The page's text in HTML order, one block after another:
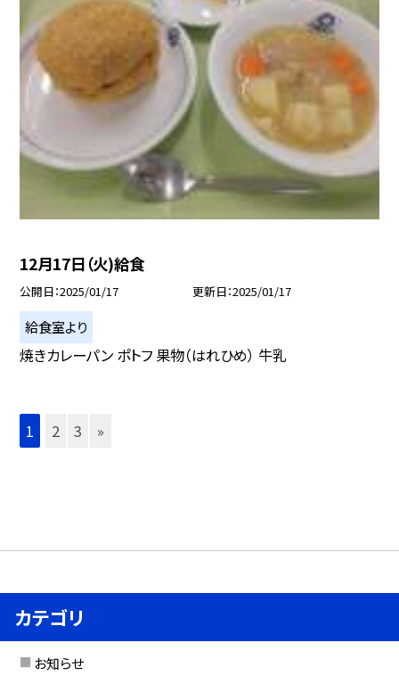
12月17日（火)給食
公開日 2025/01/17 更新日 2025/01/17
給食室より
焼きカレーパン ポトフ 果物（はれひめ） 牛乳
1 2 3 »
カテゴリ
お知らせ